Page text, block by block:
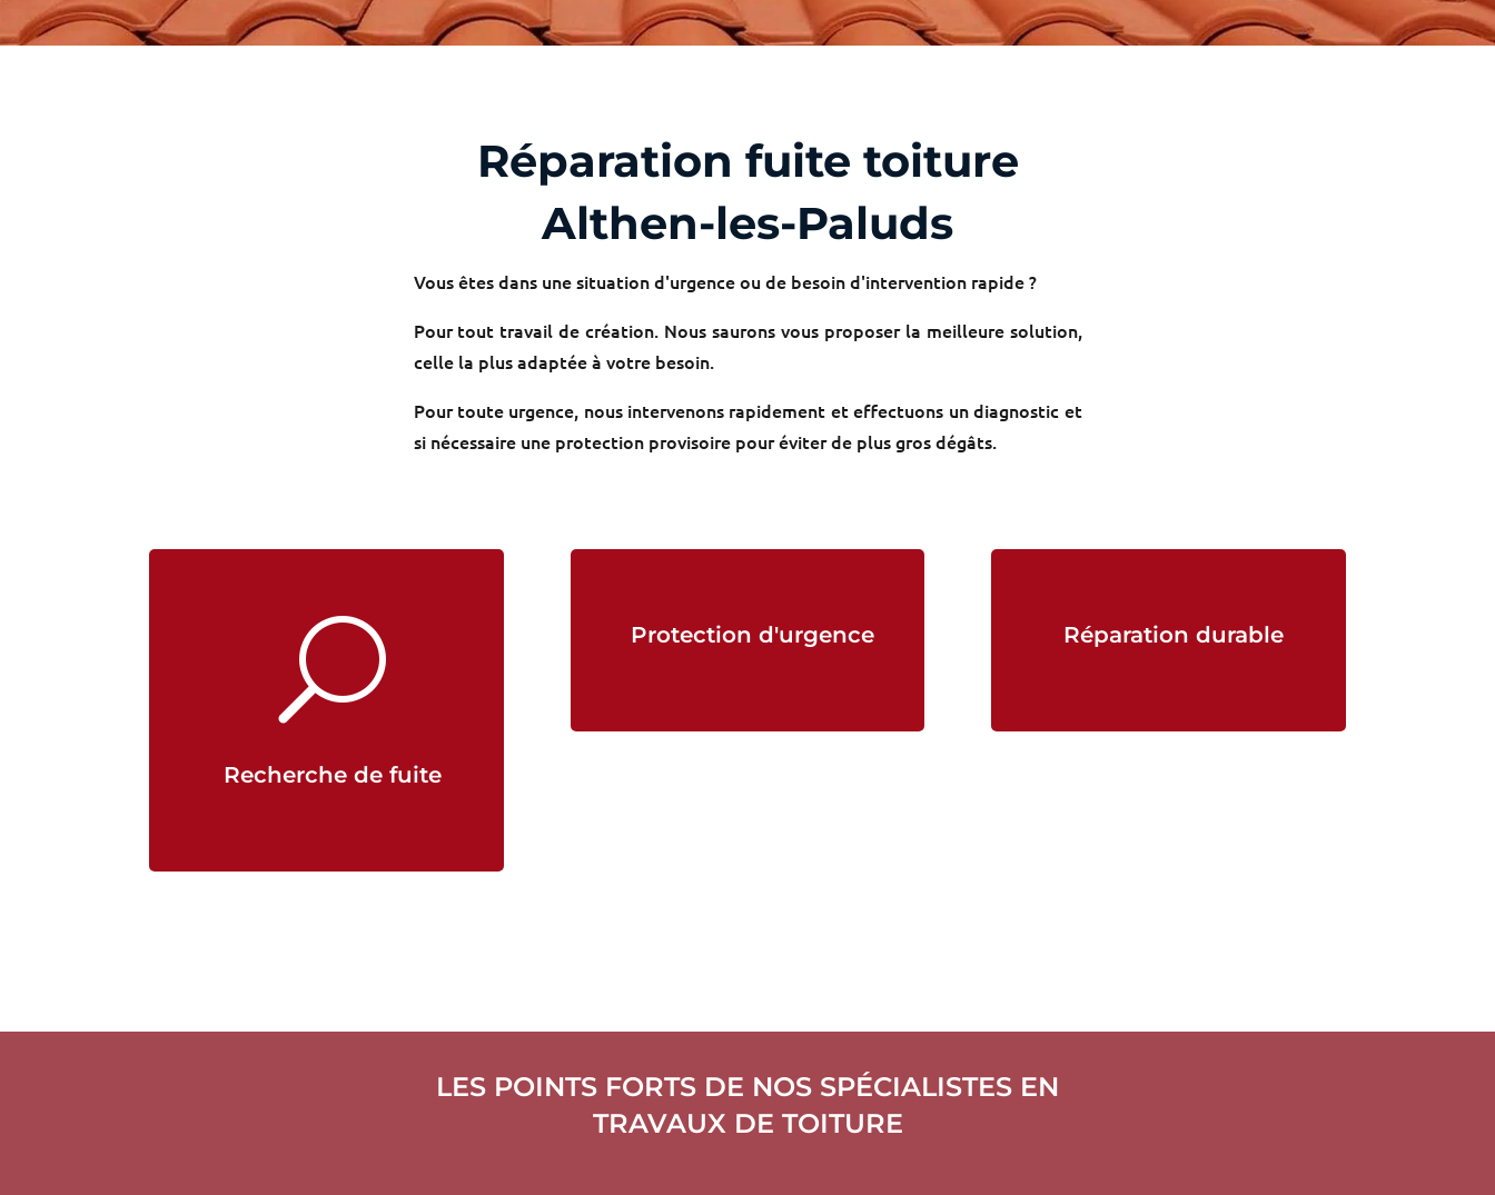
Réparation fuite toiture
Althen-les-Paluds
Vous êtes dans une situation d'urgence ou de besoin d'intervention rapide ?
Pour tout travail de création. Nous saurons vous proposer la meilleure solution,
celle la plus adaptée à votre besoin.
Pour toute urgence, nous intervenons rapidement et effectuons un diagnostic et
si nécessaire une protection provisoire pour éviter de plus gros dégâts.
U
Recherche de fuite
Protection d'urgence Réparation durable
LES POINTS FORTS DE NOS SPÉCIALISTES EN
TRAVAUX DE TOITURE